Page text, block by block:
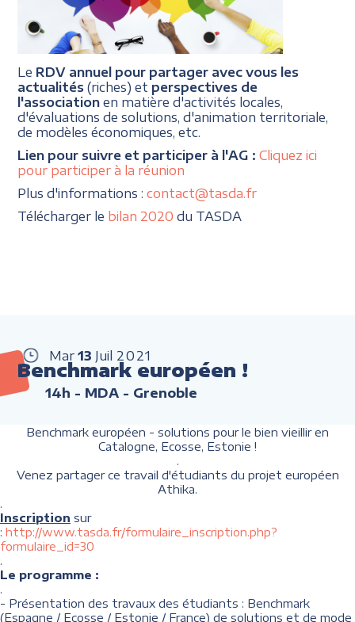
Le RDV annuel pour partager avec vous les
actualités (riches) et perspectives de
l'association en matière d'activités locales,
d'évaluations de solutions, d'animation territoriale,
de modèles économiques, etc.
Lien pour suivre et participer à l'AG :Cliquez ici
pour participer à la réunion
Plus d'informations :contact@tasda.fr
Télécharger le bilan 2020 du TASDA
Mar 13 Juil 2021
Benchmark européen !
14h - MDA - Grenoble
Benchmark européen - solutions pour le bien vieillir en
Catalogne, Ecosse, Estonie !
.
Venez partager ce travail d'étudiants du projet européen
Athika.
.
Inscription sur
: http://www.tasda.fr/formulaire_inscription.php?
formulaire_id=30
.
Le programme :
.
- Présentation des travaux des étudiants : Benchmark
(Espagne / Ecosse / Estonie / France) de solutions et de mode